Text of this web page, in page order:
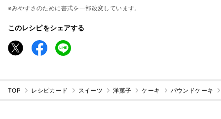
※みやすさのために書式を一部改変しています。
このレシピをシェアする
TOP レシピカード スイーツ 洋菓子 ケーキ パウンドケーキ